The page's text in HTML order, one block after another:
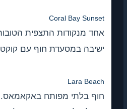
Coral Bay Sunset
אחד מנקודות התצפית
ישיבה במסעדת חוף עם
Lara Beach
חוף בלתי מפותח